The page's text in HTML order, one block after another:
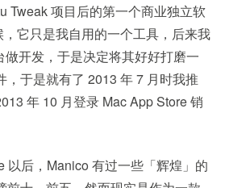
Tweak 项目后的第一个商业独立软
它只是我自用的一个工具，后来我
开发，于是决定将其好好打磨一
，于是就有了 2013 年 7 月时我推
年 10 月登录 Mac App Store 销
以后，Manico 有过一些「辉煌」的